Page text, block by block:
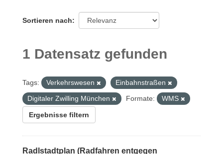
Sortieren nach
1 Datensatz gefunden
Tags: Verkehrswesen
Einbahnstraßen
Digitaler Zwilling München
Formate: WMS
Ergebnisse filtern
Radlstadtplan (Radfahren entgegen